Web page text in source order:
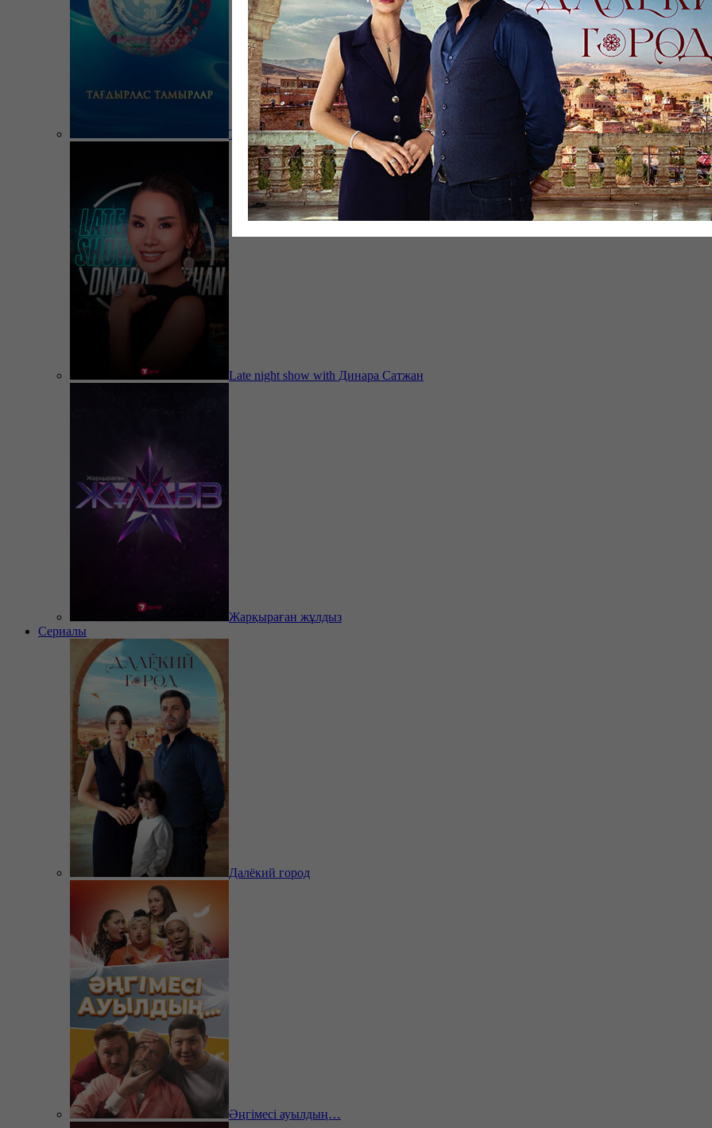
Тағдырлас тамырлар
Late night show with Динара Сатжан
Жарқыраған жұлдыз
Сериалы
Далёкий город
Әңгімесі ауылдың…